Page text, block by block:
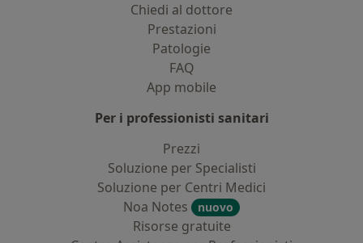
Chiedi al dottore
Prestazioni
Patologie
FAQ
App mobile
Per i professionisti sanitari
Prezzi
Soluzione per Specialisti
Soluzione per Centri Medici
Noa Notes
nuovo
Risorse gratuite